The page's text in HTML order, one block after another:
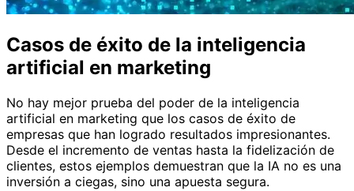
Casos de éxito de la inteligencia
artificial en marketing
No hay mejor prueba del poder de la inteligencia
artificial en marketing que los casos de éxito de
empresas que han logrado resultados impresionantes.
Desde el incremento de ventas hasta la fidelización de
clientes, estos ejemplos demuestran que la IA no es una
inversión a ciegas, sino una apuesta segura.